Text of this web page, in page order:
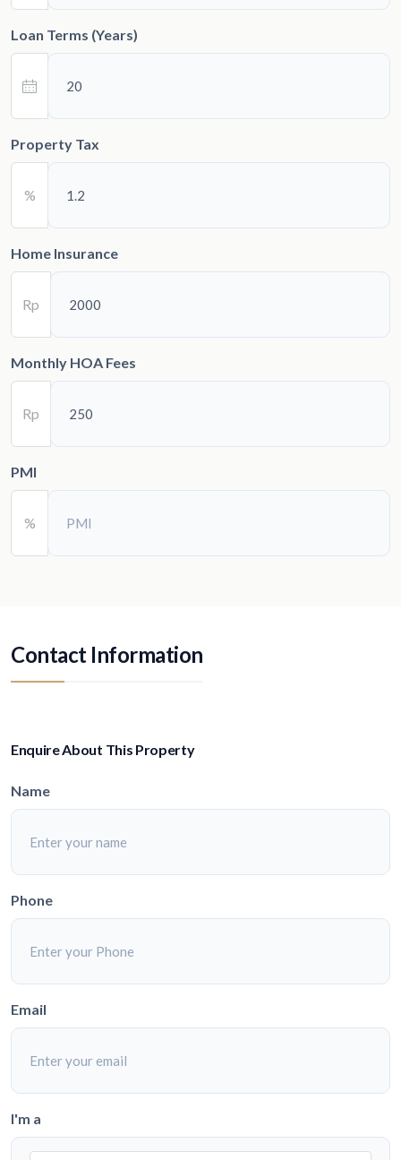
Loan Terms (Years)
Property Tax
%
Home Insurance
Rp
Monthly HOA Fees
Rp
PMI
%
Contact Information
Enquire About This Property
Name
Phone
Email
I'm a